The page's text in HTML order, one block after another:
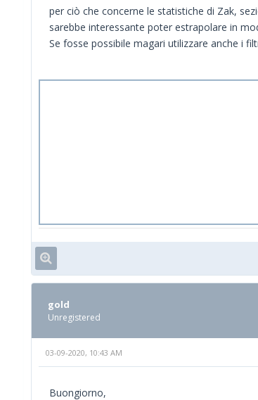
per ciò che concerne le statistiche di Zak,
sarebbe interessante poter estrapolare in
Se fosse possibile magari utilizzare anche i
gold
Unregistered
03-09-2020, 10:43 AM
Buongiorno,